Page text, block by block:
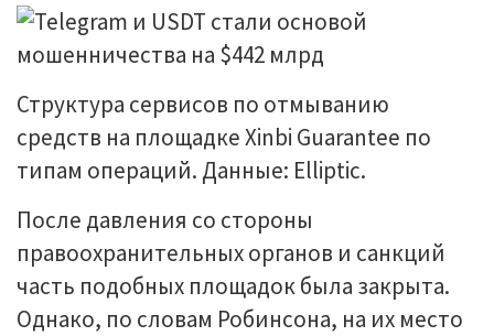
Структура сервисов по отмыванию
средств на площадке Xinbi Guarantee по
типам операций. Данные: Elliptic.
После давления со стороны
правоохранительных органов и санкций
часть подобных площадок была закрыта.
Однако, по словам Робинсона, на их место